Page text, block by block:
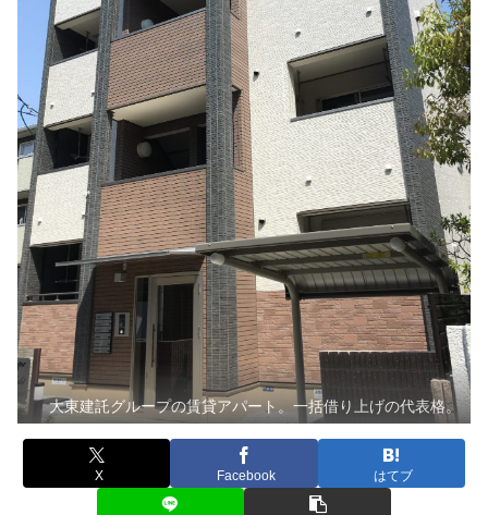
大東建託グループの賃貸アパート。一括借り上げの代表格。
X Facebook はてブ